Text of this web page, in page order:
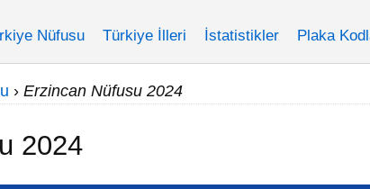
Nüfusu Türkiye İlleri İstatistikler Plaka
› Erzincan Nüfusu 2024
2024